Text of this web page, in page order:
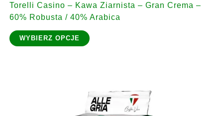
76.00zł
do
Torelli Casino – Kawa Ziarnista – Gran Crema –
60% Robusta / 40% Arabica
WYBIERZ OPCJE
produkt
Opcje
można